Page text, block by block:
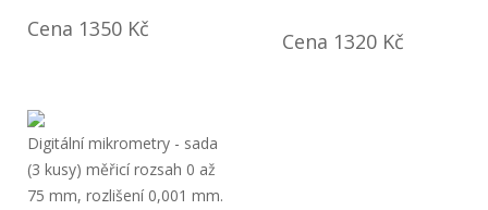
Cena 1350 Kč Cena 1320 Kč
Digitální mikrometry - sada
(3 kusy) měřicí rozsah 0 až
75 mm, rozlišení 0,001 mm.